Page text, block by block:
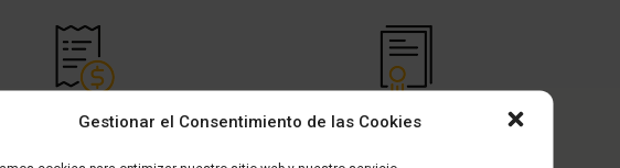
Gestionar el Consentimiento de las Cookies
PRECIO MÍNIMO
GARANTIZADO
GARANTÍA DE
CALIDAD